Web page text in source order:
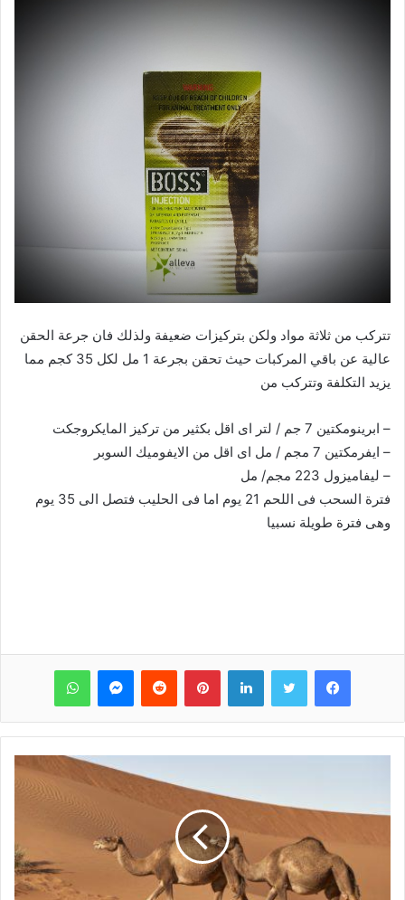
تتركب من ثلاثة مواد ولكن بتركيزات ضعيفة ولذلك فان جرعة الحقن
عالية عن باقي المركبات حيث تحقن بجرعة 1 مل لكل 35 كجم مما
يزيد التكلفة وتتركب من
– ابرينومكتين 7 جم / لتر اى اقل بكثير من تركيز المايكروجكت
– ايفرمكتين 7 مجم / مل اى اقل من الايفوميك السوبر
– ليفاميزول 223 مجم/ مل
فترة السحب فى اللحم 21 يوم اما فى الحليب فتصل الى 35 يوم
وهى فترة طويلة نسبيا
فيسبوك لينكدإن بينتيريست